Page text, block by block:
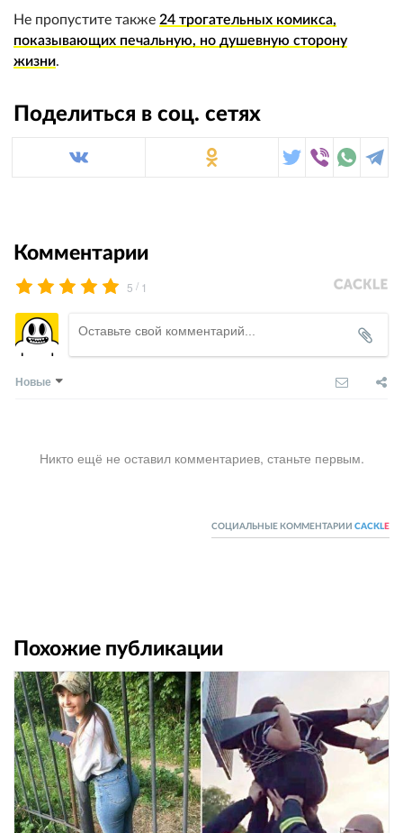
Не пропустите также 24 трогательных комикса,
показывающих печальную, но душевную сторону
жизни.
Поделиться в соц. сетях
Комментарии
5 / 1
Новые
Никто ещё не оставил комментариев, станьте первым.
СОЦИАЛЬНЫЕ КОММЕНТАРИИ CACKL E
Похожие публикации